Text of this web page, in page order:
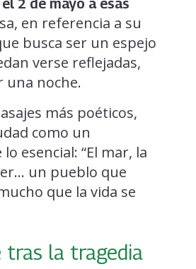
2 de mayo a esas
en referencia a su
busca ser un espejo
verse reflejadas,
una noche.
más poéticos,
como un
esencial: “El mar, la
un pueblo que
que la vida se
tras la tragedia